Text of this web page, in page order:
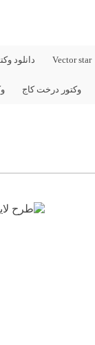
Vector star دانلود
وکتور درخت کاج